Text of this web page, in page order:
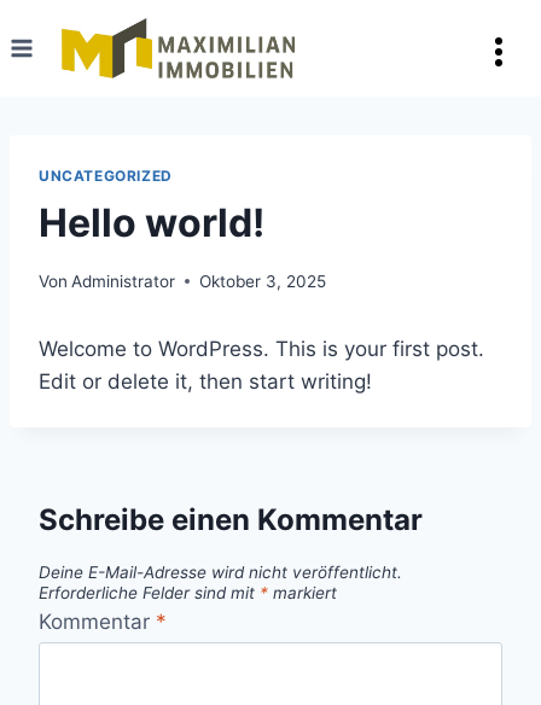
Inhalt
UNCATEGORIZED
Hello world!
Von Administrator Oktober 3, 2025
Welcome to WordPress. This is your first post.
Edit or delete it, then start writing!
Schreibe einen Kommentar
Deine E-Mail-Adresse wird nicht veröffentlicht.
Erforderliche Felder sind mit * markiert
Kommentar *